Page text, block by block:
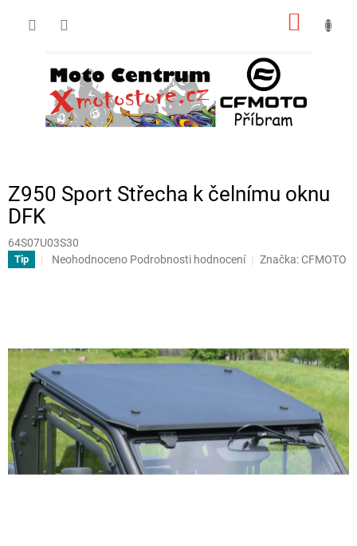
Z950 Sport Střecha k čelnímu oknu
DFK
64S07U03S30
Tip
Průměrné
5
hvězdiček.
Neohodnoceno Podrobnosti hodnocení Značka:CFMOTO